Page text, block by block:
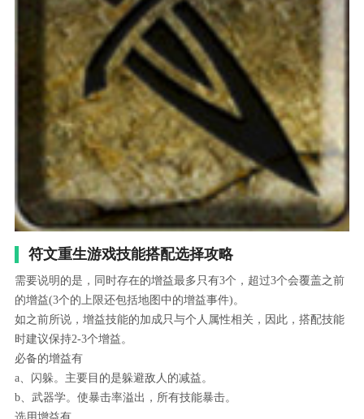
符文重生游戏技能搭配选择攻略
需要说明的是，同时存在的增益最多只有3个，超过3个会覆盖之前
的增益(3个的上限还包括地图中的增益事件)。
如之前所说，增益技能的加成只与个人属性相关，因此，搭配技能
时建议保持2-3个增益。
必备的增益有
a、闪躲。主要目的是躲避敌人的减益。
b、武器学。使暴击率溢出，所有技能暴击。